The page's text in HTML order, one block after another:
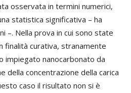
osservata in termini numerici,
statistica significativa – ha
–. Nella prova in cui sono state
finalità curativa, stranamente
impiegato nanocarbonato da
della concentrazione della carica
caso il risultato non si è